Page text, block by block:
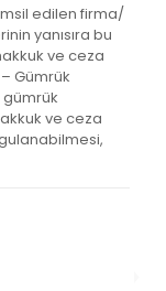
edilen firma/
yanısıra bu
ve ceza
Gümrük
ve ceza